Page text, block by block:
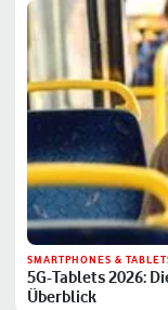
SMARTPHONES &
5G-Tablets 2026:
Überblick